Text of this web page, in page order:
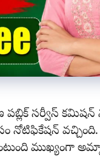
సర్వీస్ కమిషన్
నోటిఫికేషన్
ముఖ్యంగా